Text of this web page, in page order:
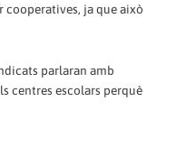
cooperatives, ja que això
parlaran amb
centres escolars perquè